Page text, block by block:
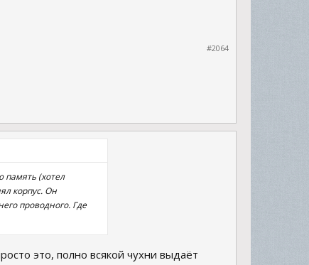
#2064
память (хотел
корпус. Он
проводного. Где
это, полно всякой чухни выдаёт